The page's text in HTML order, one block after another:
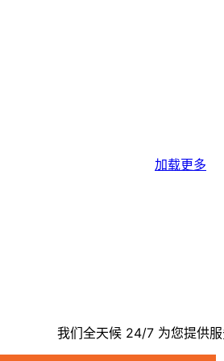
加载更多
我们全天候 24/7 为您提供